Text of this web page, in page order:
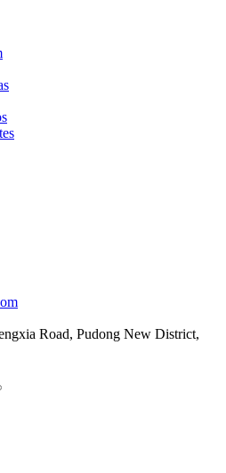
Road, Pudong New District,